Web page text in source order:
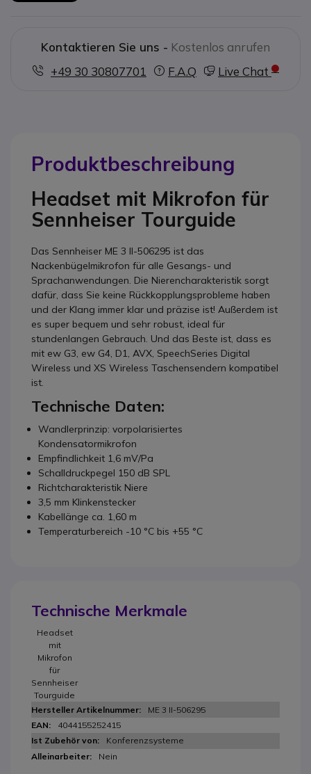
Kontaktieren Sie uns - Kostenlos anrufen
+49 30 30807701
F.A.Q Live Chat
Produktbeschreibung
Headset mit Mikrofon für
Sennheiser Tourguide
Das Sennheiser ME 3 II-506295 ist das
Nackenbügelmikrofon für alle Gesangs- und
Sprachanwendungen. Die Nierencharakteristik sorgt
dafür, dass Sie keine Rückkopplungsprobleme haben
und der Klang immer klar und präzise ist! Außerdem ist
es super bequem und sehr robust, ideal für
stundenlangen Gebrauch. Und das Beste ist, dass es
mit ew G3, ew G4, D1, AVX, SpeechSeries Digital
Wireless und XS Wireless Taschensendern kompatibel
ist.
Technische Daten:
Wandlerprinzip: vorpolarisiertes
Kondensatormikrofon
Empfindlichkeit 1,6 mV/Pa
Schalldruckpegel 150 dB SPL
Richtcharakteristik Niere
3,5 mm Klinkenstecker
Kabellänge ca. 1,60 m
Temperaturbereich -10 °C bis +55 °C
Technische Merkmale
Headset
mit
Mikrofon
für
Sennheiser
Tourguide
ME 3 II-506295
4044155252415
Konferenzsysteme
Nein